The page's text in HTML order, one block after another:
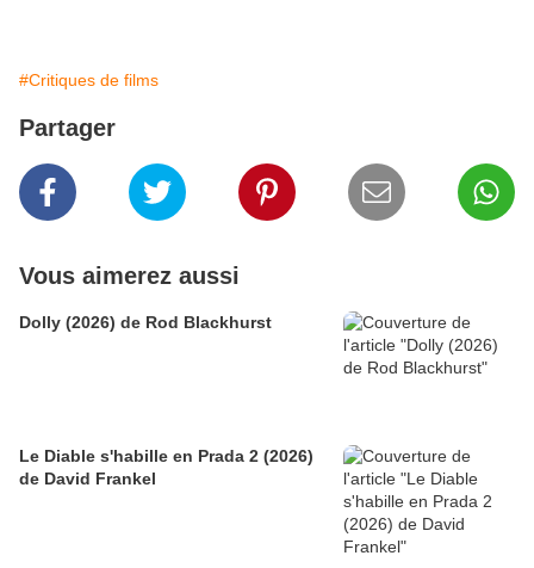
#Critiques de films
Partager
Vous aimerez aussi
Dolly (2026) de Rod Blackhurst
Le Diable s'habille en Prada 2 (2026)
de David Frankel